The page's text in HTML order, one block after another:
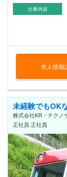
仕事内容
求人情報
未経験でもOK
株式会社KR・テクノ
正社員 正社員